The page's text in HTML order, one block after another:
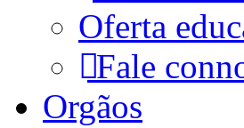
Oferta
Fale
Orgãos